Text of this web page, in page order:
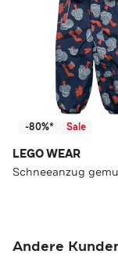
-80%* Sale
LEGO WEAR
Schneeanzug
Andere